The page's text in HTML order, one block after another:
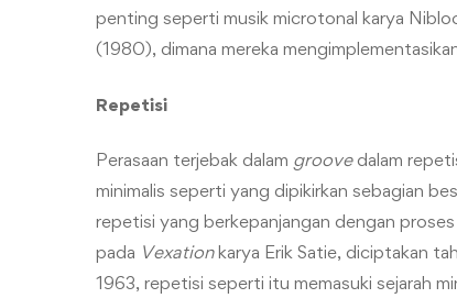
penting seperti musik microtonal karya
(1980), dimana mereka
Repetisi
Perasaan terjebak dalam groove dalam
minimalis seperti yang dipikirkan sebagian
repetisi yang berkepanjangan dengan
pada Vexationkarya Erik Satie, diciptakan
1963, repetisi seperti itu memasuki sejarah